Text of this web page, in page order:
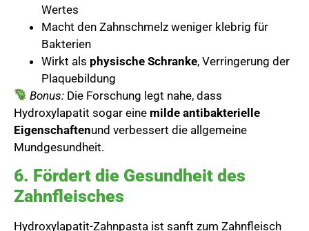
Wertes
Macht den Zahnschmelz weniger klebrig für
Bakterien
Wirkt als physische Schranke, Verringerung der
Plaquebildung
Bonus: Die Forschung legt nahe, dass
Hydroxylapatit sogar eine milde antibakterielle
Eigenschaftenund verbessert die allgemeine
Mundgesundheit.
6. Fördert die Gesundheit des
Zahnfleisches
Hydroxylapatit-Zahnpasta ist sanft zum Zahnfleisch